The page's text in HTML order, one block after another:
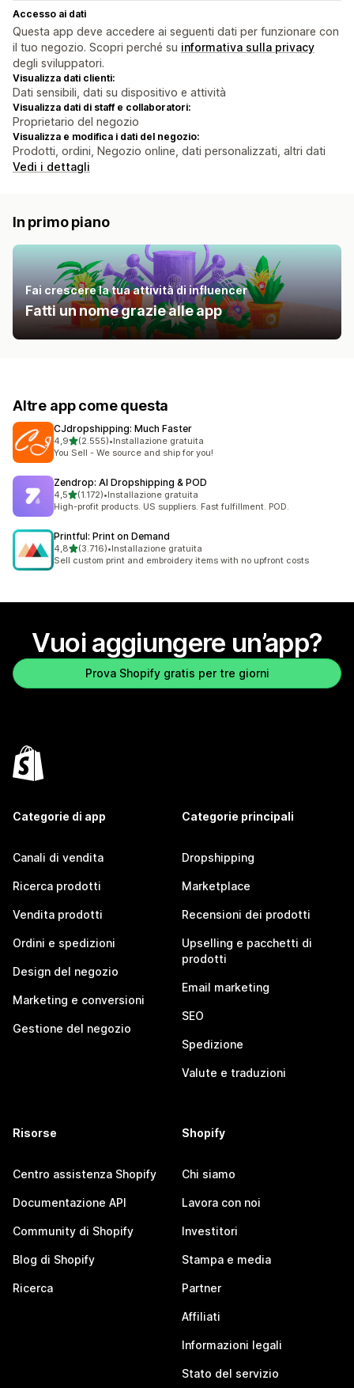
Accesso ai dati
Questa app deve accedere ai seguenti dati per funzionare con
il tuo negozio. Scopri perché su informativa sulla privacy
degli sviluppatori.
Visualizza dati clienti:
Dati sensibili, dati su dispositivo e attività
Visualizza dati di staff e collaboratori:
Proprietario del negozio
Visualizza e modifica i dati del negozio:
Prodotti, ordini, Negozio online, dati personalizzati, altri dati
Vedi i dettagli
In primo piano
Fai crescere la tua attività di influencer
Fatti un nome grazie alle app
Altre app come questa
CJdropshipping: Much Faster
4,9stelle su 5
(2.555)
2555 recensioni totali
•Installazione gratuita
You Sell - We source and ship for you!
Zendrop: AI Dropshipping & POD
4,5stelle su 5
(1.172)
1172 recensioni totali
•Installazione gratuita
High-profit products. US suppliers. Fast fulfillment. POD.
Printful: Print on Demand
4,8stelle su 5
(3.716)
3716 recensioni totali
•Installazione gratuita
Sell custom print and embroidery items with no upfront costs
Vuoi aggiungere un’app?
Prova Shopify gratis per tre giorni
Categorie di app
Canali di vendita
Ricerca prodotti
Vendita prodotti
Ordini e spedizioni
Design del negozio
Marketing e conversioni
Gestione del negozio
Categorie principali
Dropshipping
Marketplace
Recensioni dei prodotti
Upselling e pacchetti di
prodotti
Email marketing
SEO
Spedizione
Valute e traduzioni
Risorse
Centro assistenza Shopify
Documentazione API
Community di Shopify
Blog di Shopify
Ricerca
Shopify
Chi siamo
Lavora con noi
Investitori
Stampa e media
Partner
Affiliati
Informazioni legali
Stato del servizio